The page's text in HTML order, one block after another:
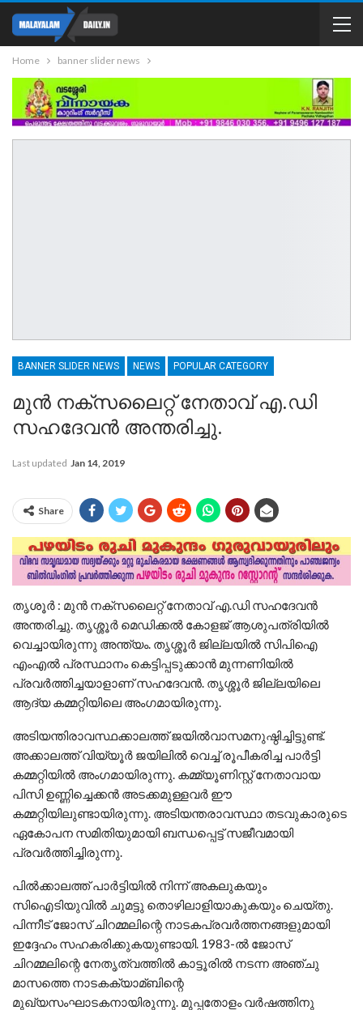
Home banner slider news
BANNER SLIDER NEWS NEWS POPULAR CATEGORY
മുന്‍ നക്‌സലൈറ്റ് നേതാവ് എ.ഡി
സഹദേവന്‍ അന്തരിച്ചു.
Last updated Jan 14, 2019
Share
തൃശൂർ : മുന്‍ നക്‌സലൈറ്റ് നേതാവ് എ.ഡി സഹദേവന്‍
അന്തരിച്ചു. തൃശ്ശൂര്‍ മെഡിക്കല്‍ കോളജ് ആശുപത്രിയിൽ
വെച്ചായിരുന്നു അന്ത്യം. തൃശ്ശൂര്‍ ജില്ലയില്‍ സിപിഐ
എംഎല്‍ പ്രസ്ഥാനം കെട്ടിപ്പടുക്കാന്‍ മുന്നണിയില്‍
പ്രവര്‍ത്തിച്ചയാളാണ് സഹദേവന്‍. തൃശ്ശൂര്‍ ജില്ലയിലെ
ആദ്യ കമ്മറ്റിയിലെ അംഗമായിരുന്നു.
അടിയന്തിരാവസ്ഥക്കാലത്ത് ജയില്‍വാസമനുഷ്ഠിച്ചിട്ടുണ്ട്.
അക്കാലത്ത് വിയ്യൂര്‍ ജയിലില്‍ വെച്ച്‌ രൂപീകരിച്ച പാര്‍ട്ടി
കമ്മറ്റിയില്‍ അംഗമായിരുന്നു. കമ്മ്യൂണിസ്റ്റ് നേതാവായ
പിസി ഉണ്ണിച്ചെക്കന്‍ അടക്കമുള്ളവര്‍ ഈ
കമ്മറ്റിയിലുണ്ടായിരുന്നു. അടിയന്തരാവസ്ഥാ തടവുകാരുടെ
ഏകോപന സമിതിയുമായി ബന്ധപ്പെട്ട് സജീവമായി
പ്രവര്‍ത്തിച്ചിരുന്നു.
പില്‍ക്കാലത്ത് പാര്‍ട്ടിയില്‍ നിന്ന് അകലുകയും
സിഐടിയുവില്‍ ചുമട്ടു തൊഴിലാളിയാകുകയും ചെയ്തു.
പിന്നീട് ജോസ് ചിറമ്മലിന്റെ നാടകപ്രവര്‍ത്തനങ്ങളുമായി
ഇദ്ദേഹം സഹകരിക്കുകയുണ്ടായി. 1983-ല്‍ ജോസ്
ചിറമ്മലിന്റെ നേതൃത്വത്തില്‍ കാട്ടൂരില്‍ നടന്ന അഞ്ചു
മാസത്തെ നാടകക്യാമ്ബിന്റെ
മുഖ്യസംഘാടകനായിരുന്നു. മുപ്പതോളം വര്‍ഷത്തിനു